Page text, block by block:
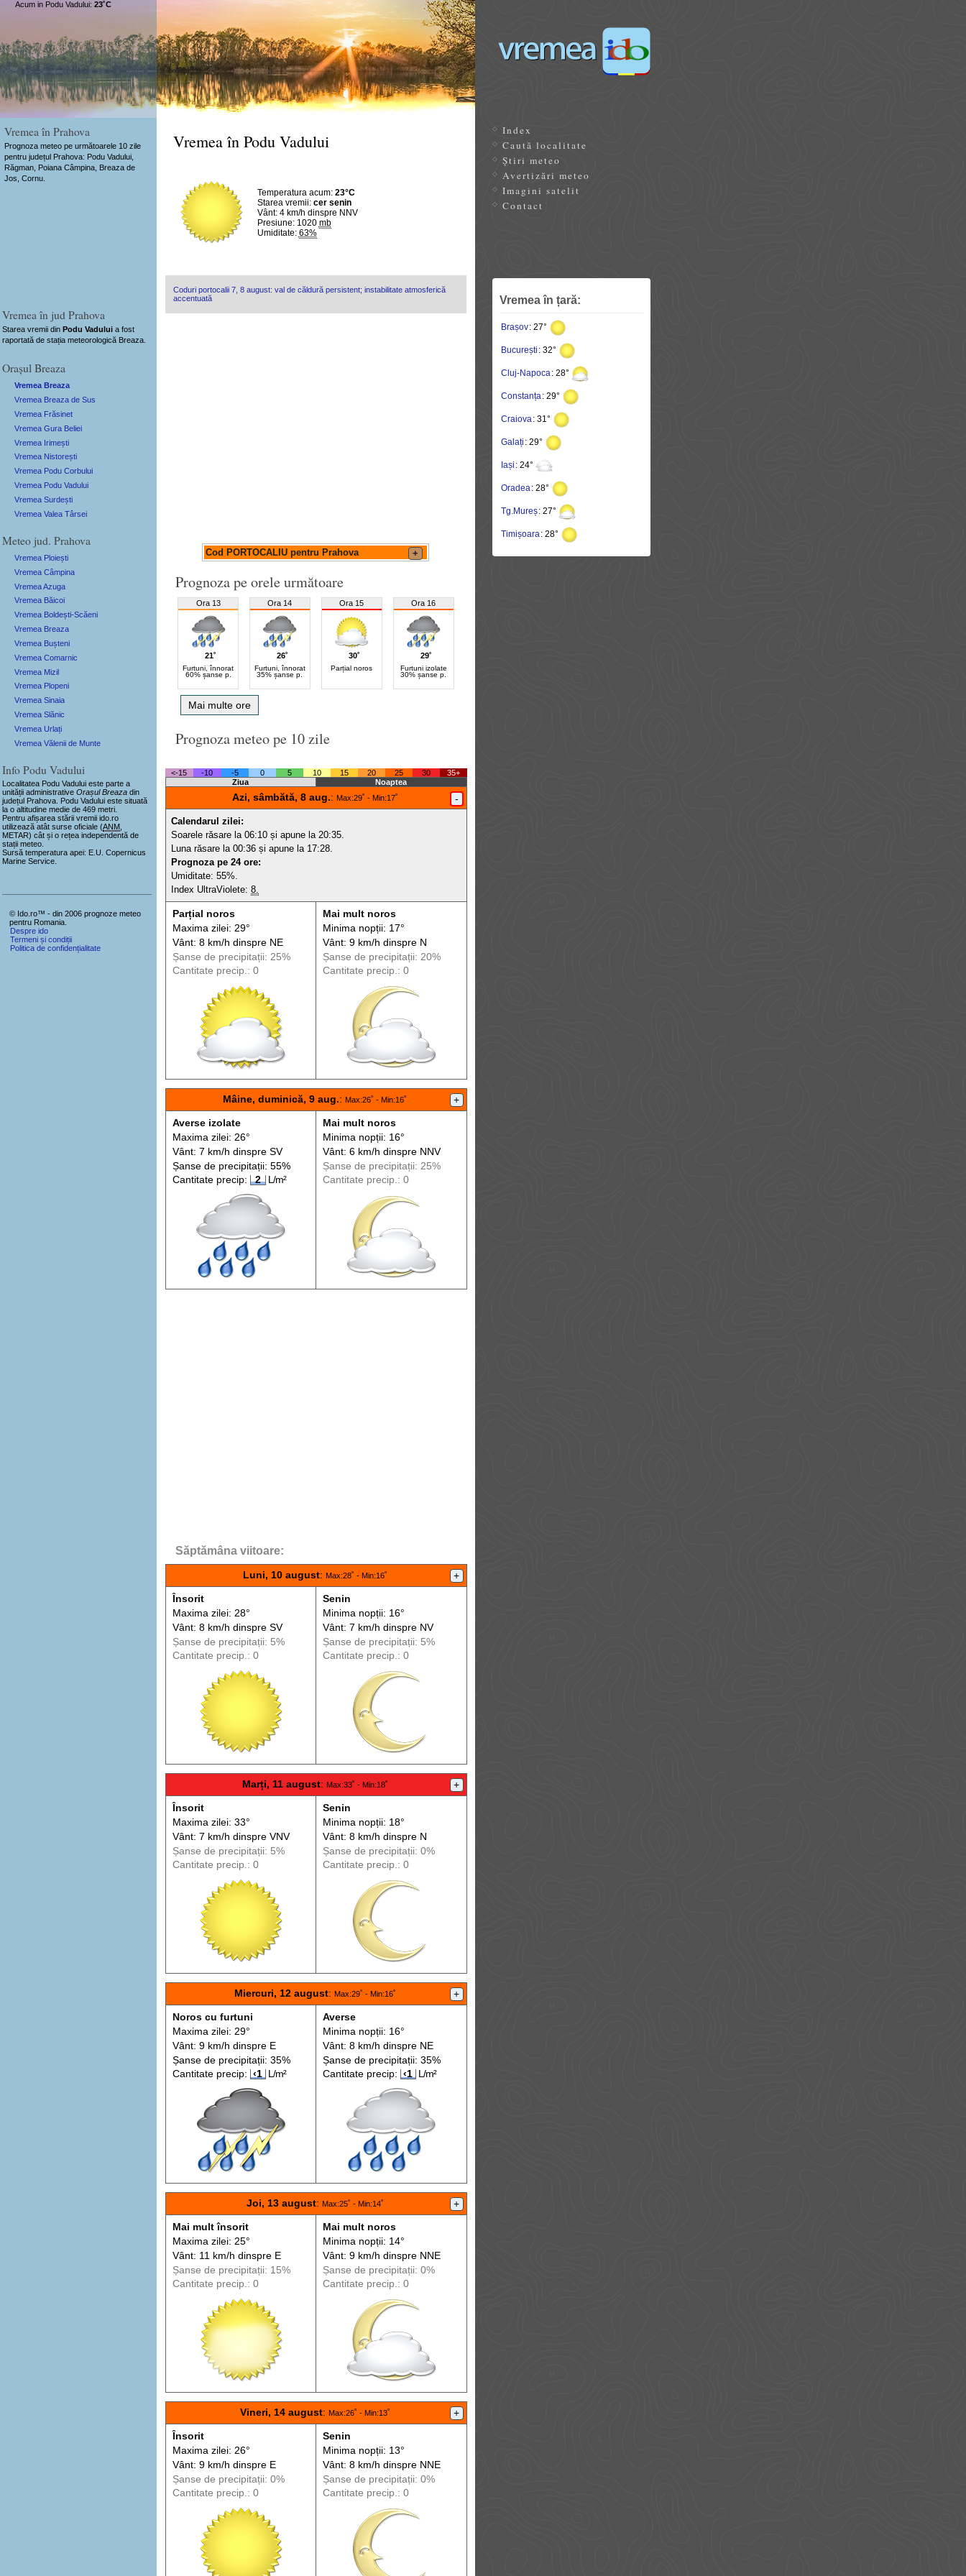
Vremea în Prahova
Prognoza meteo pe următoarele 10 zile
pentru județul Prahova: Podu Vadului,
Răgman, Poiana Câmpina, Breaza de
Jos, Cornu.
Vremea în Podu Vadului
Temperatura acum: 23°C
Starea vremii: cer senin
Vânt: 4 km/h dinspre NNV
Presiune: 1020 mb
Umiditate: 63%
Acum in Podu Vadului: 23˚C
Coduri portocalii 7, 8 august: val de căldură persistent; instabilitate atmosferică
accentuată
Cod PORTOCALIU pentru Prahova +
Prognoza pe orele următoare
Ora 13
21˚
Furtuni, înnorat
60% șanse p.
Ora 14
26˚
Furtuni, înnorat
35% șanse p.
Ora 15
30˚
Parțial noros
Ora 16
29˚
Furtuni izolate
30% șanse p.
Mai multe ore
Prognoza meteo pe 10 zile
<-15 -10 -5 0 5 10 15 20 25 30
35+
Ziua
Noaptea
Azi, sâmbătă, 8 aug.: Max:29˚ - Min:17˚ -
Calendarul zilei:
Soarele răsare la 06:10 și apune la 20:35.
Luna răsare la 00:36 și apune la 17:28.
Prognoza pe 24 ore:
Umiditate: 55%.
Index UltraViolete:8.
Parțial noros
Maxima zilei: 29°
Vânt: 8 km/h dinspreNE
Șanse de precipitații: 25%
Cantitate precip.: 0
Mai mult noros
Minima nopții: 17°
Vânt: 9 km/h dinspreN
Șanse de precipitații: 20%
Cantitate precip.: 0
Mâine, duminică, 9 aug.:Max:26˚ - Min:16˚ +
Averse izolate
Maxima zilei: 26°
Vânt: 7 km/h dinspreSV
Șanse de precipitații: 55%
Cantitate precip:
2 L/m²
Mai mult noros
Minima nopții: 16°
Vânt: 6 km/h dinspreNNV
Șanse de precipitații: 25%
Cantitate precip.: 0
Săptămâna viitoare:
Luni, 10 august: Max:28˚ - Min:16˚ +
Însorit
Maxima zilei: 28°
Vânt: 8 km/h dinspreSV
Șanse de precipitații: 5%
Cantitate precip.: 0
Senin
Minima nopții: 16°
Vânt: 7 km/h dinspreNV
Șanse de precipitații: 5%
Cantitate precip.: 0
Marți, 11 august: Max:33˚ - Min:18˚ +
Însorit
Maxima zilei: 33°
Vânt: 7 km/h dinspreVNV
Șanse de precipitații: 5%
Cantitate precip.: 0
Senin
Minima nopții: 18°
Vânt: 8 km/h dinspreN
Șanse de precipitații: 0%
Cantitate precip.: 0
Miercuri, 12 august: Max:29˚ - Min:16˚ +
Noros cu furtuni
Maxima zilei: 29°
Vânt: 9 km/h dinspreE
Șanse de precipitații: 35%
Cantitate precip:
‹1 L/m²
Averse
Minima nopții: 16°
Vânt: 8 km/h dinspreNE
Șanse de precipitații: 35%
Cantitate precip:
‹1 L/m²
Joi, 13 august: Max:25˚ - Min:14˚ +
Mai mult însorit
Maxima zilei: 25°
Vânt: 11 km/h dinspreE
Șanse de precipitații: 15%
Cantitate precip.: 0
Mai mult noros
Minima nopții: 14°
Vânt: 9 km/h dinspreNNE
Șanse de precipitații: 0%
Cantitate precip.: 0
Vineri, 14 august: Max:26˚ - Min:13˚ +
Însorit
Maxima zilei: 26°
Vânt: 9 km/h dinspreE
Șanse de precipitații: 0%
Cantitate precip.: 0
Senin
Minima nopții: 13°
Vânt: 8 km/h dinspreNNE
Șanse de precipitații: 0%
Cantitate precip.: 0
Index
Caută localitate
Știri meteo
Avertizări meteo
Imagini satelit
Contact
Vremea în țară:
Brașov: 27°
București : 32°
Cluj-Napoca: 28°
Constanța: 29°
Craiova: 31°
Galați : 29°
Iași : 24°
Oradea: 28°
Tg.Mureș: 27°
Timișoara: 28°
Vremea în jud Prahova
Starea vremii dinPodu Vadului a fost
raportată de stația meteorologică Breaza.
Orașul Breaza
Vremea Breaza
Vremea Breaza de Sus
Vremea Frăsinet
Vremea Gura Beliei
Vremea Irimești
Vremea Nistorești
Vremea Podu Corbului
Vremea Podu Vadului
Vremea Surdești
Vremea Valea Târsei
Meteo jud. Prahova
Vremea Ploiești
Vremea Câmpina
Vremea Azuga
Vremea Băicoi
Vremea Boldești-Scăeni
Vremea Breaza
Vremea Bușteni
Vremea Comarnic
Vremea Mizil
Vremea Plopeni
Vremea Sinaia
Vremea Slănic
Vremea Urlați
Vremea Vălenii de Munte
Info Podu Vadului
Localitatea Podu Vadului este parte a
unității administrativeOrașul Breaza din
județul Prahova. Podu Vadului este situată
la o altitudine medie de 469 metri.
Pentru afișarea stării vremii ido.ro
utilizează atât surse oficiale (ANM
METAR) cât și o rețea independentă de
stații meteo.
Sursă temperatura apei: E.U. Copernicus
Marine Service.
© Ido.ro™ - din 2006 prognoze meteo
pentru Romania.
Despre ido
Termeni și condiții
Politica de confidențialitate